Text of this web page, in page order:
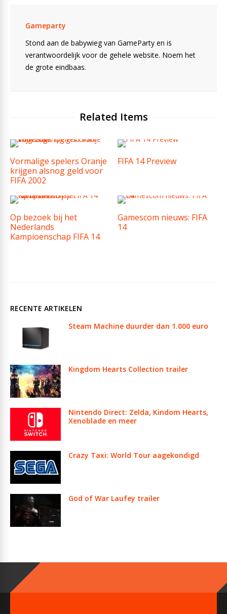
Gameparty
Stond aan de babywieg van GameParty en is
verantwoordelijk voor de gehele website. Noem het
de grote eindbaas.
Related Items
Vormalige spelers Oranje
krijgen alsnog geld voor
FIFA 2002
FIFA 14 Preview
Op bezoek bij het
Nederlands
Kampioenschap FIFA 14
Gamescom nieuws: FIFA
14
RECENTE ARTIKELEN
Steam Machine duurder dan 1.000 euro
Kingdom Hearts Collection trailer
Nintendo Direct: Zelda, Kindom Hearts,
Xenoblade en meer
Crazy Taxi: World Tour aagekondigd
God of War Laufey trailer